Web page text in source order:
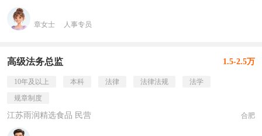
章女士 人事专员
高级法务总监 1.5-2.5万
10年及以上 本科 法律 法律法规
法学
规章制度
江苏雨润精选食品 民营 合肥